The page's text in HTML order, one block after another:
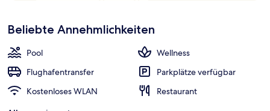
beliebt
b
r
e
Beliebte Annehmlichkeiten
Pool
Wellness
Flughafentransfer
Parkplätze verfügbar
Kostenloses WLAN
Restaurant